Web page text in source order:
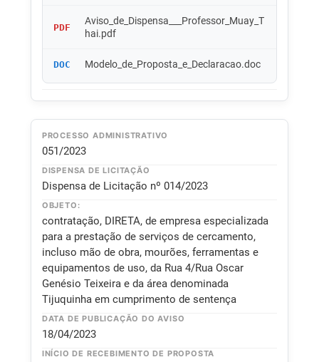
PDF
Aviso_de_Dispensa___Professor_Muay_T
hai.pdf
DOC Modelo_de_Proposta_e_Declaracao.doc
PROCESSO ADMINISTRATIVO
051/2023
DISPENSA DE LICITAÇÃO
Dispensa de Licitação nº 014/2023
OBJETO:
contratação, DIRETA, de empresa especializada
para a prestação de serviços de cercamento,
incluso mão de obra, mourões, ferramentas e
equipamentos de uso, da Rua 4/Rua Oscar
Genésio Teixeira e da área denominada
Tijuquinha em cumprimento de sentença
DATA DE PUBLICAÇÃO DO AVISO
18/04/2023
INÍCIO DE RECEBIMENTO DE PROPOSTA